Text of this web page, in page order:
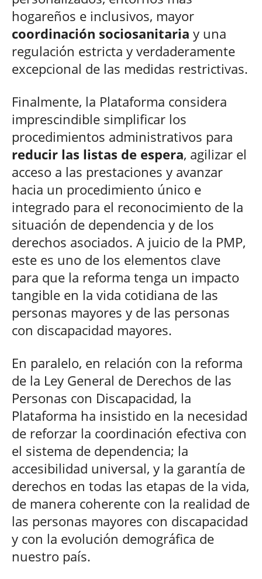
hogareños e inclusivos, mayor
coordinación sociosanitaria y una
regulación estricta y verdaderamente
excepcional de las medidas restrictivas.
Finalmente, la Plataforma considera
imprescindible simplificar los
procedimientos administrativos para
reducir las listas de espera, agilizar el
acceso a las prestaciones y avanzar
hacia un procedimiento único e
integrado para el reconocimiento de la
situación de dependencia y de los
derechos asociados. A juicio de la PMP,
este es uno de los elementos clave
para que la reforma tenga un impacto
tangible en la vida cotidiana de las
personas mayores y de las personas
con discapacidad mayores.
En paralelo, en relación con la reforma
de la Ley General de Derechos de las
Personas con Discapacidad, la
Plataforma ha insistido en la necesidad
de reforzar la coordinación efectiva con
el sistema de dependencia; la
accesibilidad universal, y la garantía de
derechos en todas las etapas de la vida,
de manera coherente con la realidad de
las personas mayores con discapacidad
y con la evolución demográfica de
nuestro país.